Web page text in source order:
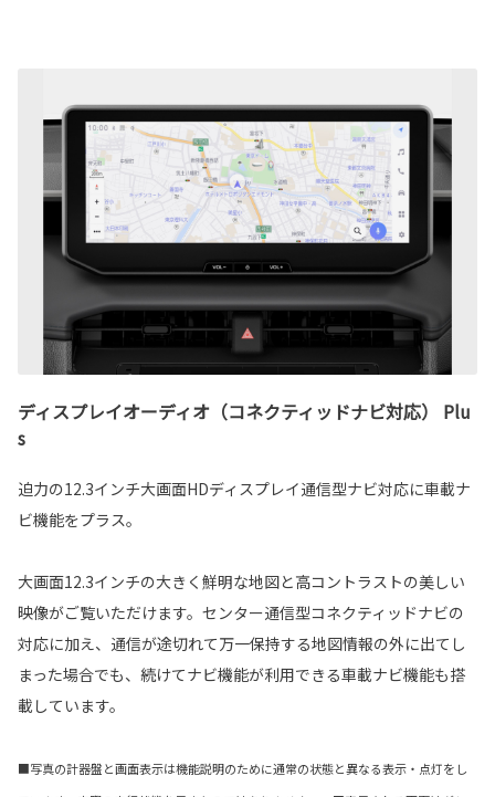
ディスプレイオーディオ（コネクティッドナビ対応） Plu
s
迫力の12.3インチ大画面HDディスプレイ通信型ナビ対応に車載ナ
ビ機能をプラス。
大画面12.3インチの大きく鮮明な地図と高コントラストの美しい
映像がご覧いただけます。センター通信型コネクティッドナビの
対応に加え、通信が途切れて万一保持する地図情報の外に出てし
まった場合でも、続けてナビ機能が利用できる車載ナビ機能も搭
載しています。
■写真の計器盤と画面表示は機能説明のために通常の状態と異なる表示・点灯をし